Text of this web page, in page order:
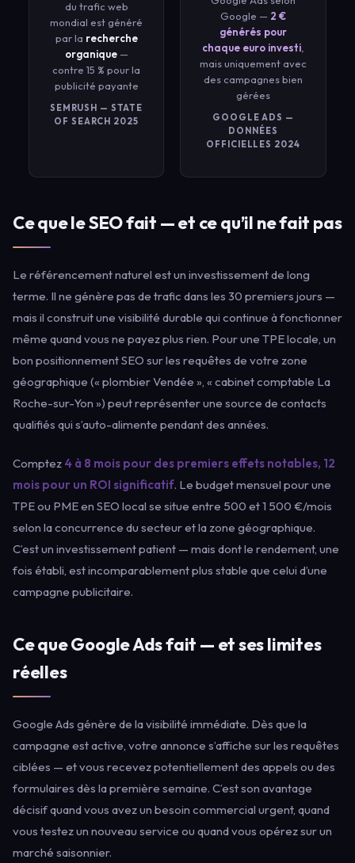
du trafic web
mondial est généré
par la recherche
organique—
contre 15 % pour la
publicité payante
SEMRUSH — STATE
OF SEARCH 2025
Google — 2 €
générés pour
chaque euro investi
mais uniquement avec
des campagnes bien
gérées
GOOGLE ADS —
DONNÉES
OFFICIELLES 2024
Ce que le SEO fait — et ce qu’il ne fait pas
Le référencement naturel est un investissement de long
terme. Il ne génère pas de trafic dans les 30 premiers jours —
mais il construit une visibilité durable qui continue à fonctionner
même quand vous ne payez plus rien. Pour une TPE locale, un
bon positionnement SEO sur les requêtes de votre zone
géographique (« plombier Vendée », « cabinet comptable La
Roche-sur-Yon ») peut représenter une source de contacts
qualifiés qui s’auto-alimente pendant des années.
Comptez 4 à 8 mois pour des premiers effets notables, 12
mois pour un ROI significatif. Le budget mensuel pour une
TPE ou PME en SEO local se situe entre 500 et 1 500 €/mois
selon la concurrence du secteur et la zone géographique.
C’est un investissement patient — mais dont le rendement, une
fois établi, est incomparablement plus stable que celui d’une
campagne publicitaire.
Ce que Google Ads fait — et ses limites
réelles
Google Ads génère de la visibilité immédiate. Dès que la
campagne est active, votre annonce s’affiche sur les requêtes
ciblées — et vous recevez potentiellement des appels ou des
formulaires dès la première semaine. C’est son avantage
décisif quand vous avez un besoin commercial urgent, quand
vous testez un nouveau service ou quand vous opérez sur un
marché saisonnier.